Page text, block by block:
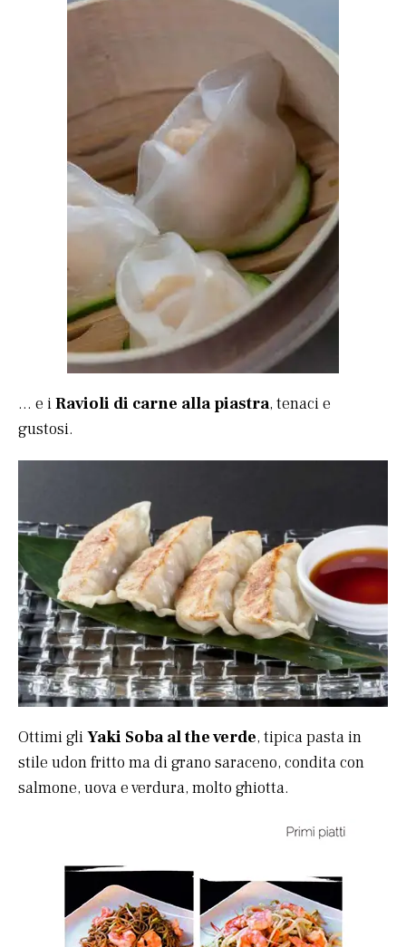
… e iRavioli di carne alla piastra, tenaci e
gustosi.
Ottimi gliYaki Soba al the verde, tipica pasta in
stile udon fritto ma di grano saraceno, condita con
salmone, uova e verdura, molto ghiotta.